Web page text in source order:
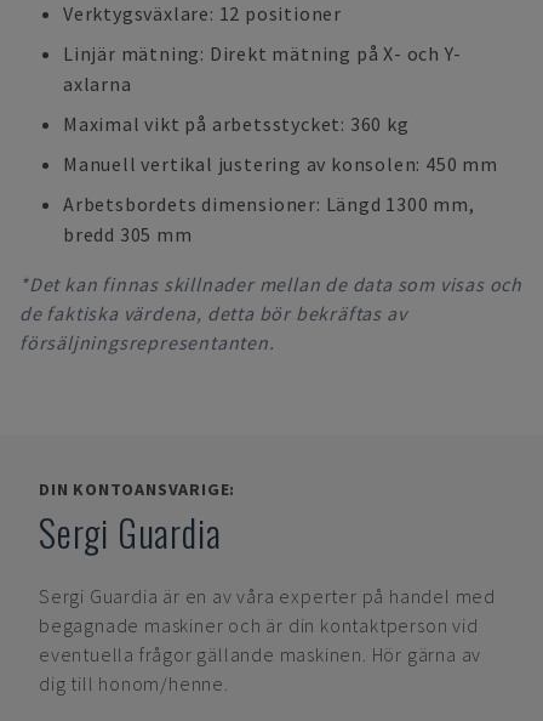
Verktygsväxlare: 12 positioner
Linjär mätning: Direkt mätning på X- och Y-
axlarna
Maximal vikt på arbetsstycket: 360 kg
Manuell vertikal justering av konsolen: 450 mm
Arbetsbordets dimensioner: Längd 1300 mm,
bredd 305 mm
*Det kan finnas skillnader mellan de data som visas och
de faktiska värdena, detta bör bekräftas av
försäljningsrepresentanten.
DIN KONTOANSVARIGE:
Sergi Guardia
Sergi Guardia är en av våra experter på handel med
begagnade maskiner och är din kontaktperson vid
eventuella frågor gällande maskinen. Hör gärna av
dig till honom/henne.